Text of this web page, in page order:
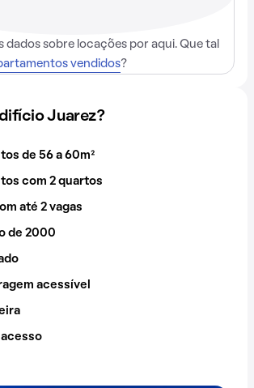
dados sobre locações por aqui. Que tal
vendidos?
Juarez?
de 56 a 60m²
com 2 quartos
até 2 vagas
de 2000
acessível
acesso